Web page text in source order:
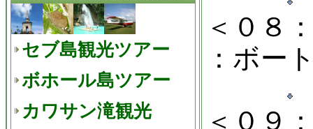
セブ島観光ツアー
ボホール島ツアー
カワサン滝観光
＜０８
：ボー
＜０９